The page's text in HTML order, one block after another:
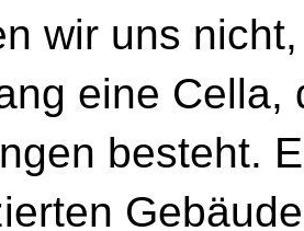
wir uns
eine Cella,
besteht.